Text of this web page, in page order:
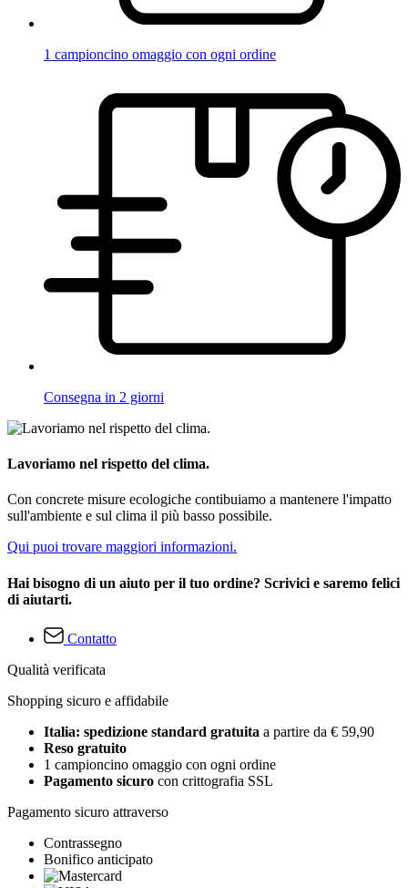
1 campioncino omaggio con ogni ordine
Consegna in 2 giorni
Lavoriamo nel rispetto del clima.
Con concrete misure ecologiche contibuiamo a mantenere l'impatto
sull'ambiente e sul clima il più basso possibile.
Qui puoi trovare maggiori informazioni.
Hai bisogno di un aiuto per il tuo ordine? Scrivici e saremo felici
di aiutarti.
Contatto
Qualità verificata
Shopping sicuro e affidabile
Italia: spedizione standard gratuita a partire da € 59,90
Reso gratuito
1 campioncino omaggio con ogni ordine
Pagamento sicuro con crittografia SSL
Pagamento sicuro attraverso
Contrassegno
Bonifico anticipato